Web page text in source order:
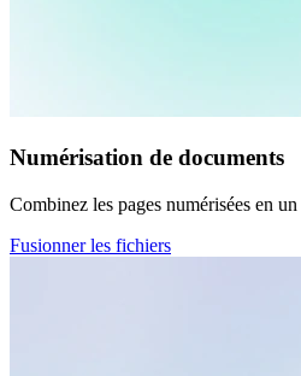
Numérisation de documents
Combinez les pages numérisées en
Fusionner les fichiers